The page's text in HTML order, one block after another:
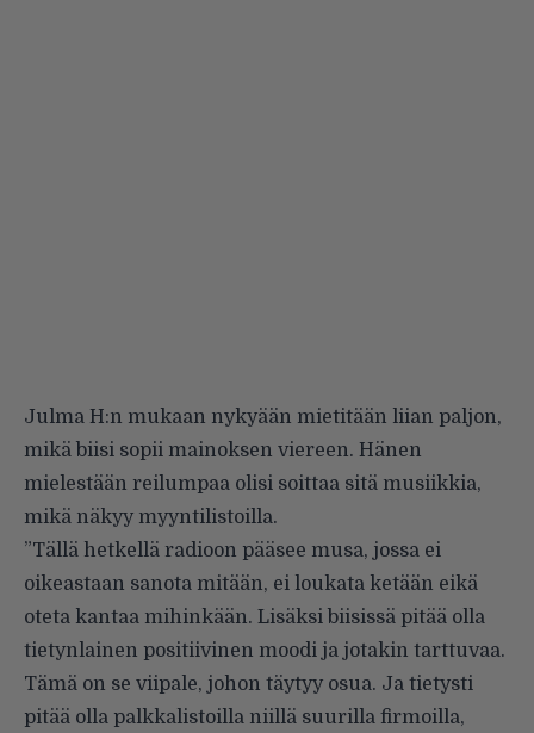
Julma H:n mukaan nykyään mietitään liian paljon,
mikä biisi sopii mainoksen viereen. Hänen
mielestään reilumpaa olisi soittaa sitä musiikkia,
mikä näkyy myyntilistoilla.
”Tällä hetkellä radioon pääsee musa, jossa ei
oikeastaan sanota mitään, ei loukata ketään eikä
oteta kantaa mihinkään. Lisäksi biisissä pitää olla
tietynlainen positiivinen moodi ja jotakin tarttuvaa.
Tämä on se viipale, johon täytyy osua. Ja tietysti
pitää olla palkkalistoilla niillä suurilla firmoilla,